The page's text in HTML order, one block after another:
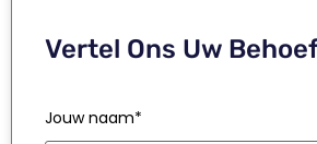
Vertel Ons Uw
Jouw naam*